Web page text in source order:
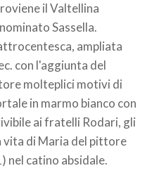
il Valtellina
Sassella.
ampliata
con l'aggiunta del
molteplici motivi di
in marmo bianco con
ai fratelli Rodari, gli
vita di Maria del pittore
nel catino absidale.